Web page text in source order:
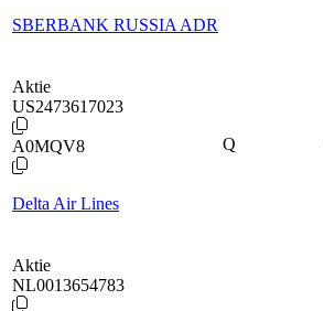
SBERBANK RUSSIA ADR
Aktie
US2473617023
A0MQV8
Delta Air Lines
Q
Aktie
NL0013654783